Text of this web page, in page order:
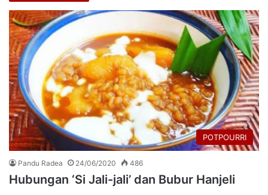
POTPOURRI
Pandu Radea 24/06/2020 486
Hubungan ‘Si Jali-jali’ dan Bubur Hanjeli